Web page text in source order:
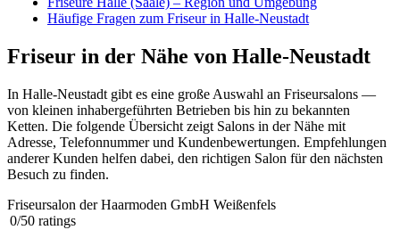
Häufige Fragen zum Friseur in Halle-Neustadt
Friseur in der Nähe von Halle-Neustadt
In Halle-Neustadt gibt es eine große Auswahl an Friseursalons —
von kleinen inhabergeführten Betrieben bis hin zu bekannten
Ketten. Die folgende Übersicht zeigt Salons in der Nähe mit
Adresse, Telefonnummer und Kundenbewertungen. Empfehlungen
anderer Kunden helfen dabei, den richtigen Salon für den nächsten
Besuch zu finden.
Friseursalon der Haarmoden GmbH Weißenfels
0/50 ratings